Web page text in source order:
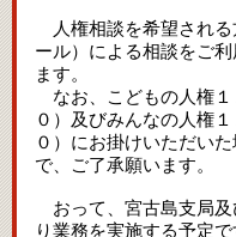
人権相談を希望される
ール）による相談をご
ます。
なお、こどもの人権１
０）及びみんなの人権
０）にお掛けいただい
で、ご了承願います。
おって、宮古島支局及
り業務を実施する予定で